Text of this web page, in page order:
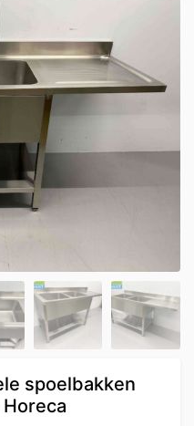
spoelbakken